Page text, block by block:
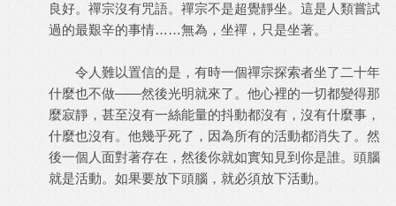
良好。禪宗沒有咒語。禪宗不是超覺靜坐。這是人類嘗試
過的最艱辛的事情……無為，坐禪，只是坐著。
令人難以置信的是，有時一個禪宗探索者坐了二十年
什麼也不做——然後光明就來了。他心裡的一切都變得那
麼寂靜，甚至沒有一絲能量的抖動都沒有，沒有什麼事，
什麼也沒有。他幾乎死了，因為所有的活動都消失了。然
後一個人面對著存在，然後你就如實知見到你是誰。頭腦
就是活動。如果要放下頭腦，就必須放下活動。